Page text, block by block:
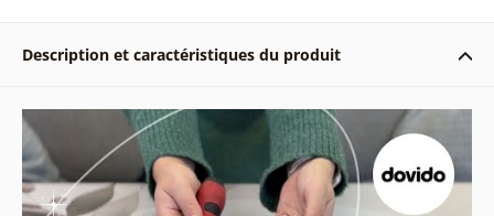
Description et caractéristiques du produit